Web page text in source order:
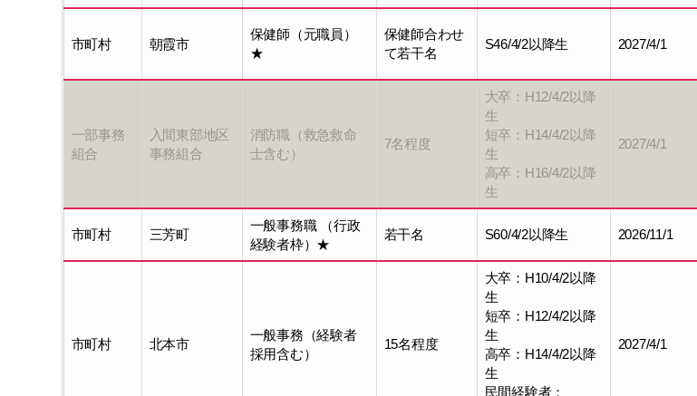
市町村 朝霞市
保健師（元職員）
★
保健師合わせ
て若干名
S46/4/2以降生 2027/4/1
一部事務
組合
入間東部地区
事務組合
消防職（救急救命
士含む）
7名程度
大卒：H12/4/2以降
生
短卒：H14/4/2以降
生
高卒：H16/4/2以降
生
2027/4/1
市町村 三芳町
一般事務職 （行政
経験者枠）★
若干名 S60/4/2以降生 2026/11/1
市町村 北本市
一般事務（経験者
採用含む）
15名程度
大卒：H10/4/2以降
生
短卒：H12/4/2以降
生
高卒：H14/4/2以降
生
民間経験者：
2027/4/1